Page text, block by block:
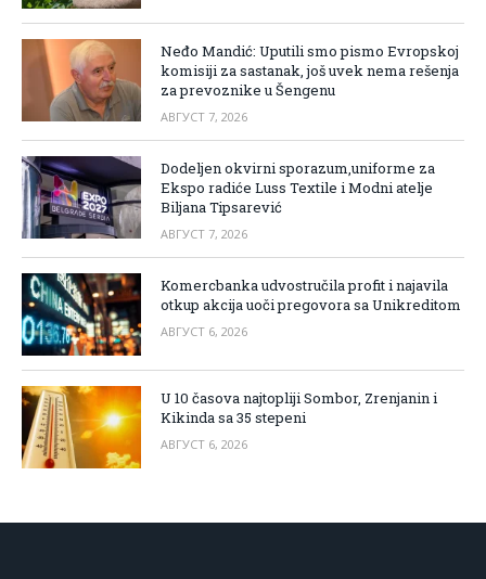
Neđo Mandić: Uputili smo pismo Evropskoj
komisiji za sastanak, još uvek nema rešenja
za prevoznike u Šengenu
АВГУСТ 7, 2026
Dodeljen okvirni sporazum,uniforme za
Ekspo radiće Luss Textile i Modni atelje
Biljana Tipsarević
АВГУСТ 7, 2026
Komercbanka udvostručila profit i najavila
otkup akcija uoči pregovora sa Unikreditom
АВГУСТ 6, 2026
U 10 časova najtopliji Sombor, Zrenjanin i
Kikinda sa 35 stepeni
АВГУСТ 6, 2026